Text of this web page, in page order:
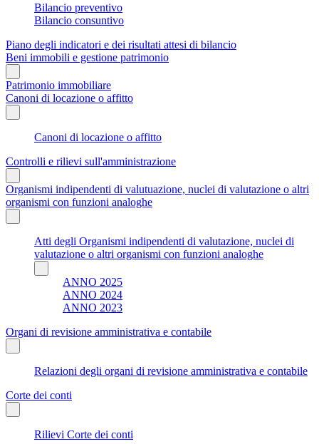
Bilancio preventivo
Bilancio consuntivo
Piano degli indicatori e dei risultati attesi di bilancio
Beni immobili e gestione patrimonio
Patrimonio immobiliare
Canoni di locazione o affitto
Canoni di locazione o affitto
Controlli e rilievi sull'amministrazione
Organismi indipendenti di valutuazione, nuclei di valutazione o altri
organismi con funzioni analoghe
Atti degli Organismi indipendenti di valutazione, nuclei di
valutazione o altri organismi con funzioni analoghe
ANNO 2025
ANNO 2024
ANNO 2023
Organi di revisione amministrativa e contabile
Relazioni degli organi di revisione amministrativa e contabile
Corte dei conti
Rilievi Corte dei conti